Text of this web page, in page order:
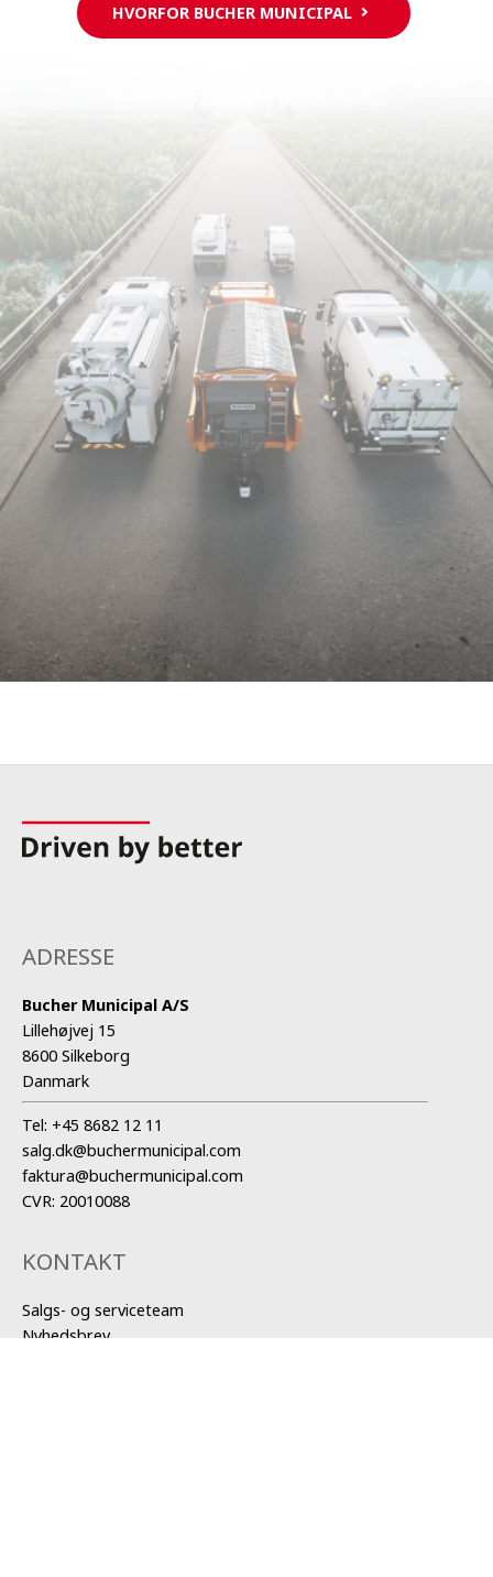
HVORFOR BUCHER MUNICIPAL
ADRESSE
Bucher Municipal A/S
Lillehøjvej 15
8600 Silkeborg
Danmark
Tel: +45 8682 12 11
salg.dk@buchermunicipal.com
faktura@buchermunicipal.com
CVR: 20010088
KONTAKT
Salgs- og serviceteam
Nyhedsbrev